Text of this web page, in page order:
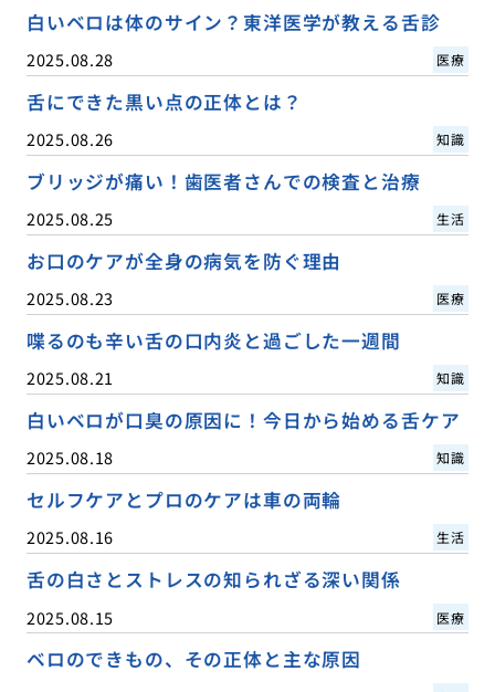
白いベロは体のサイン？東洋医学が教える舌診
2025.08.28 医療
舌にできた黒い点の正体とは？
2025.08.26 知識
ブリッジが痛い！歯医者さんでの検査と治療
2025.08.25 生活
お口のケアが全身の病気を防ぐ理由
2025.08.23 医療
喋るのも辛い舌の口内炎と過ごした一週間
2025.08.21 知識
白いベロが口臭の原因に！今日から始める舌ケア
2025.08.18 知識
セルフケアとプロのケアは車の両輪
2025.08.16 生活
舌の白さとストレスの知られざる深い関係
2025.08.15 医療
ベロのできもの、その正体と主な原因